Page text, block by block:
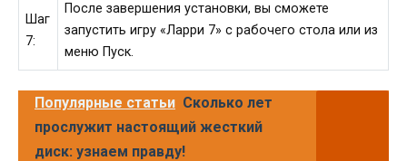
Шаг
7:
После завершения установки, вы сможете
запустить игру «Ларри 7» с рабочего стола или из
меню Пуск.
Популярные статьи Сколько лет
прослужит настоящий жесткий
диск: узнаем правду!